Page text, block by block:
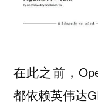
在此之前，
都依赖英伟达